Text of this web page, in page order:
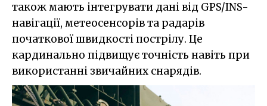
також мають інтегрувати дані від GPS/INS-
навігації, метеосенсорів та радарів
початкової швидкості пострілу. Це
кардинально підвищує точність навіть при
використанні звичайних снарядів.